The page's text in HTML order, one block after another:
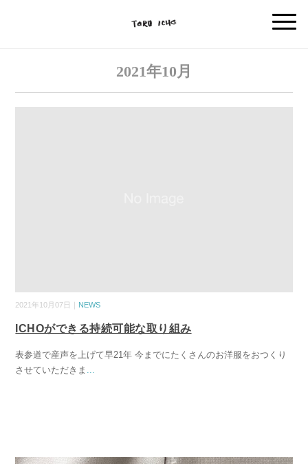
2021年10月
2021年10月07日｜ NEWS
ICHOができる持続可能な取り組み
表参道で産声を上げて早21年 今までにたくさんのお洋服をおつくり
させていただきま